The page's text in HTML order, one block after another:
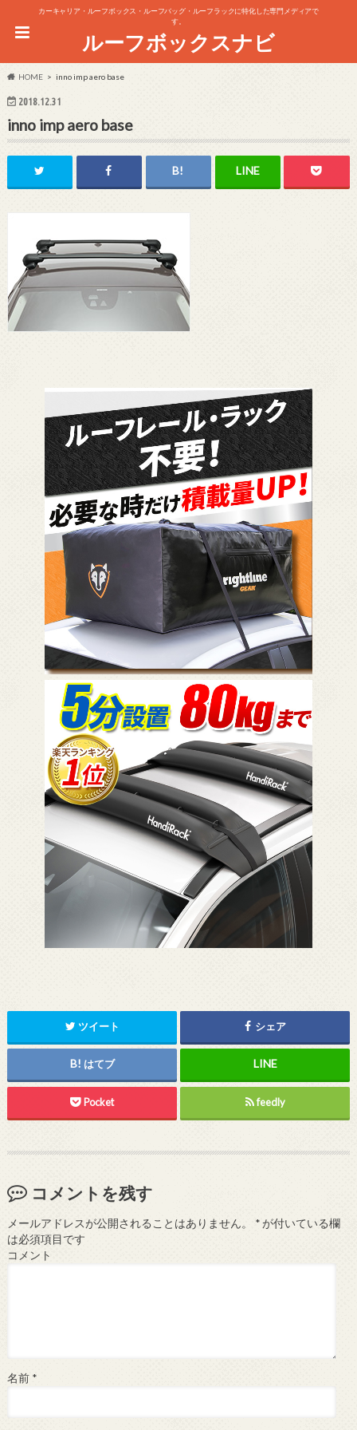
カーキャリア・ルーフボックス・ルーフバッグ・ルーフラックに特化した専門メディアで
す。
ルーフボックスナビ
HOME inno imp aero base
2018.12.31
inno imp aero base
ツイート シェア
はてブ
Pocket feedly
コメントを残す
メールアドレスが公開されることはありません。 *が付いている欄
は必須項目です
コメント
名前 *